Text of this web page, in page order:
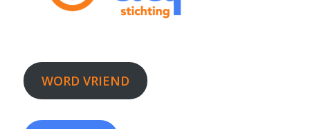
WORD VRIEND